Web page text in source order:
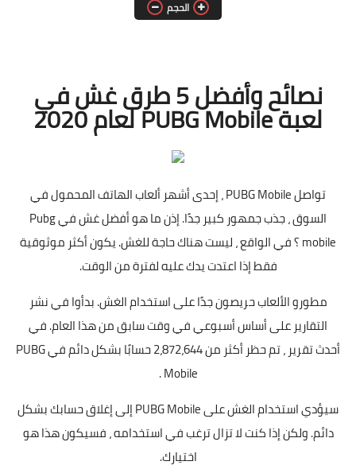
العاب حرب
العاب بلاي ستيشن
العاب كمبيوتر
الحجم
نصائح وأفضل 5 طرق غش في
لعبة PUBG Mobile لعام 2020
تواصل PUBG Mobile ، إحدى أشهر ألعاب الهاتف المحمول في
السوق ، جذب جمهور كبير جدًا. إذن ما هو أفضل غش في Pubg
mobile ؟ في الواقع ، ليست هناك حاجة للغش. يكون أكثر موثوقية
فقط إذا اعتدت يدك عليه لفترة من الوقت.
مطورو الألعاب حريصون جدًا على استخدام الغش. بدأوا في نشر
التقارير على أساس أسبوعي في وقت سابق من هذا العام. في
أحدث تقرير ، تم حظر أكثر من 2،872،644 حسابًا بشكل دائم في PUBG
Mobile .
سيؤدي استخدام الغش على PUBG Mobile إلى إغلاق حسابك بشكل
دائم. ولكن إذا كنت لا تزال ترغب في استخدامه ، فسيكون هذا هو
اختيارك.